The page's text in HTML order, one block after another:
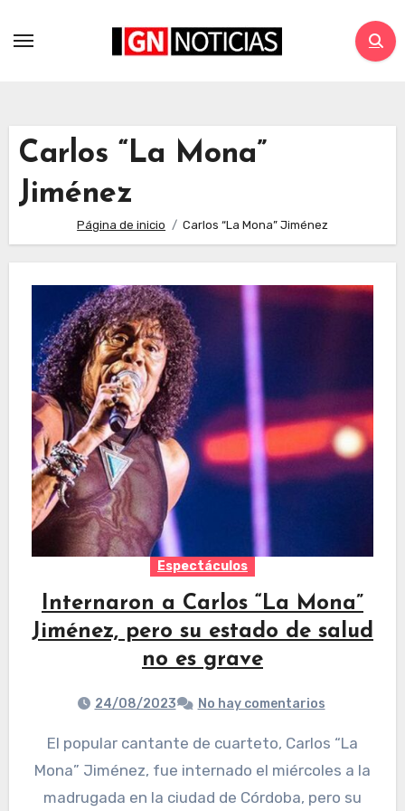
Carlos “La Mona”
Jiménez
Página de inicio Carlos “La Mona” Jiménez
Espectáculos
Internaron a Carlos “La Mona”
Jiménez, pero su estado de salud
no es grave
24/08/2023 No hay comentarios
El popular cantante de cuarteto, Carlos “La
Mona” Jiménez, fue internado el miércoles a la
madrugada en la ciudad de Córdoba, pero su